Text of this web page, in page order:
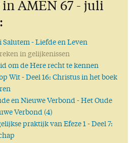
in AMEN 67 - juli
Salutem- Liefde en Leven
in gelijkenissen
om de Here recht te kennen
Wit- Deel 16: Christus in het boek
en Nieuwe Verbond- Het Oude
Verbond (4)
praktijk van Efeze 1- Deel 7: